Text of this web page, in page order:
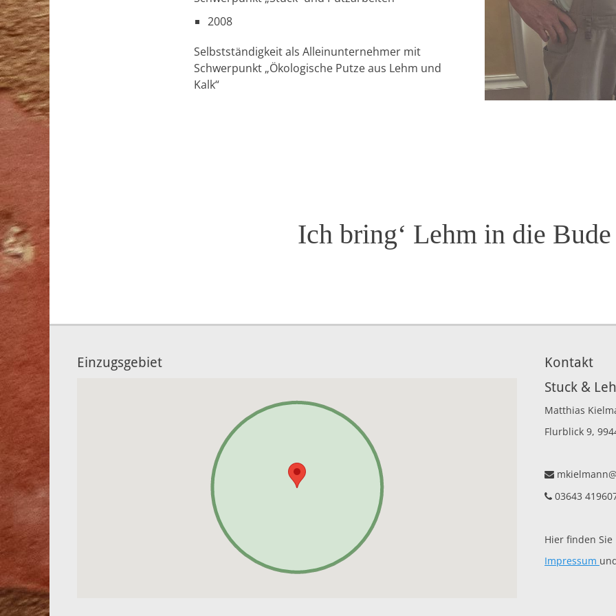
2008
Selbstständigkeit als Alleinunternehmer mit
Schwerpunkt „Ökologische Putze aus Lehm und
Kalk“
Ich bring‘ Lehm in die
Einzugsgebiet
Kontakt
Stuck &
Matthias
Flurblick 9,
03643
Hier finden Sie
Impressum